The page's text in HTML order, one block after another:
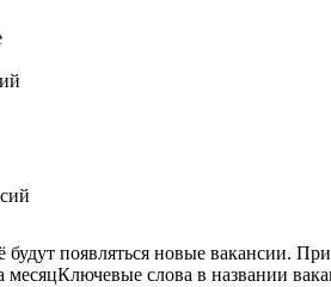
появляться новые вакансии.
месяцКлючевые слова в названии